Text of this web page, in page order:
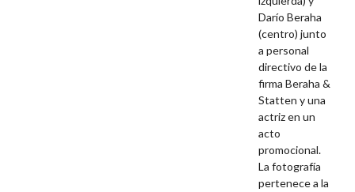
Darío Beraha
(centro) junto
a personal
directivo de la
firma Beraha &
Statten y una
actriz en un
acto
promocional.
La fotografía
pertenece a la